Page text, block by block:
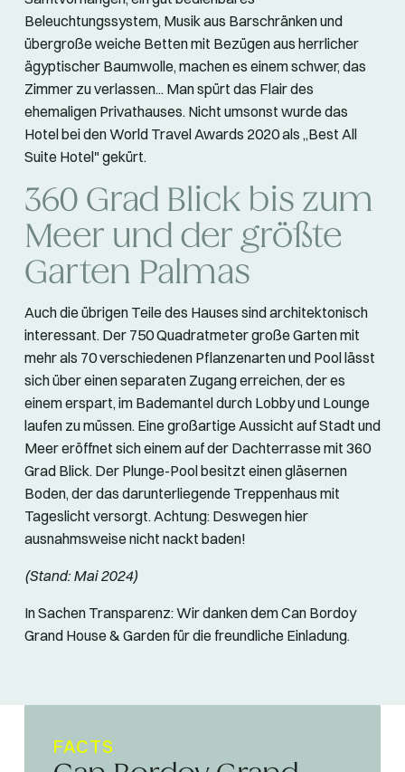
Beleuchtungssystem, Musik aus Barschränken und
übergroße weiche Betten mit Bezügen aus herrlicher
ägyptischer Baumwolle, machen es einem schwer, das
Zimmer zu verlassen... Man spürt das Flair des
ehemaligen Privathauses. Nicht umsonst wurde das
Hotel bei den World Travel Awards 2020 als „Best All
Suite Hotel" gekürt.
360 Grad Blick bis zum
Meer und der größte
Garten Palmas
Auch die übrigen Teile des Hauses sind architektonisch
interessant. Der 750 Quadratmeter große Garten mit
mehr als 70 verschiedenen Pflanzenarten und Pool lässt
sich über einen separaten Zugang erreichen, der es
einem erspart, im Bademantel durch Lobby und Lounge
laufen zu müssen. Eine großartige Aussicht auf Stadt und
Meer eröffnet sich einem auf der Dachterrasse mit 360
Grad Blick. Der Plunge-Pool besitzt einen gläsernen
Boden, der das darunterliegende Treppenhaus mit
Tageslicht versorgt. Achtung: Deswegen hier
ausnahmsweise nicht nackt baden!
(Stand: Mai 2024)
In Sachen Transparenz: Wir danken dem Can Bordoy
Grand House & Garden für die freundliche Einladung.
FACTS